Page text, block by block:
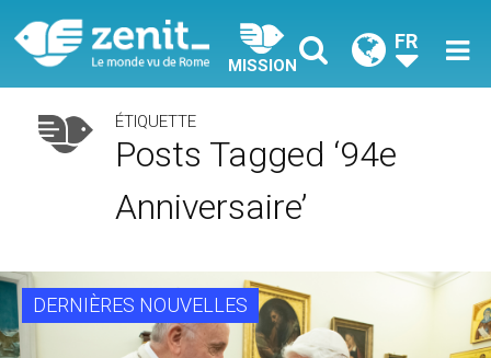
MISSION
FR
ÉTIQUETTE
Posts Tagged ‘94e
Anniversaire’
DERNIÈRES NOUVELLES